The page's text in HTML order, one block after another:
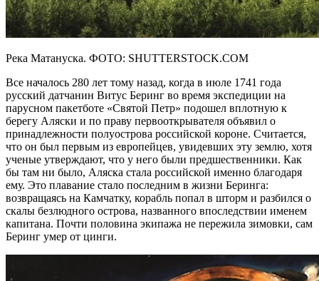
Река Матануска. ФОТО: SHUTTERSTOCK.COM
Все началось 280 лет тому назад, когда в июле 1741 года
русский датчанин Витус Беринг во время экспедиции на
парусном пакетботе «Святой Петр» подошел вплотную к
берегу Аляски и по праву первооткрывателя объявил о
принадлежности полуострова российской короне. Считается,
что он был первым из европейцев, увидевших эту землю, хотя
ученые утверждают, что у него были предшественники. Как
бы там ни было, Аляска стала российской именно благодаря
ему. Это плавание стало последним в жизни Беринга:
возвращаясь на Камчатку, корабль попал в шторм и разбился о
скалы безлюдного острова, названного впоследствии именем
капитана. Почти половина экипажа не пережила зимовки, сам
Беринг умер от цинги.